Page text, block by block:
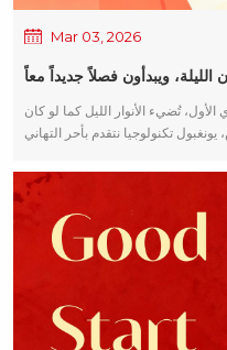
Mar 03, 2026
الليلة، ويبدأون فصلاً جديداً معاً
تُضيء الأنوار الليل كما لو كان
تكنولوجيا نتقدم بأحر التهاني
الأمنيات. في العام المقبل، قد: لك
تقنية التجميع السطحي (SMT) تعمل خطوط الإنتاج بكفاءة واستقرار عاليتين، مما
بسلاسة، وتتعمق الشراكات
الاحتفالية، محققاً نمواً ثابتاً
بالجودة القائمة على الحرفية، في
المزيد من الخبرة الفنية الاحترافية،
الأكثر استجابة. — العمل بتناغم معكم
سعيداً، وسعادة عائلية، ونجاحاً